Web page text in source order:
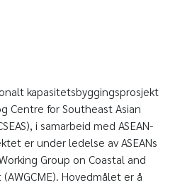
kapasitetsbyggingsprosjekt
Centre for Southeast Asian
i samarbeid med ASEAN-
er under ledelse av ASEANs
Group on Coastal and
Hovedmålet er å